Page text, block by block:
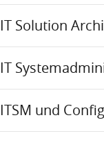
IT Solution
IT
ITSM und